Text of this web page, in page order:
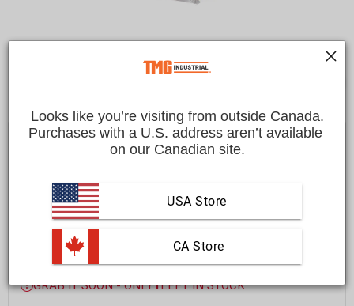
$5,199.00 CAD Save $400.00 CAD
$4,799.00 CAD
Payez en versements échelonnés avec . Vérifiez
si vous êtes admissible lors du passage à la caisse.
FREE shipping to most locations in
Delivered in10 to 15 business days
Learn More
GRAB IT SOON - ONLY1LEFT IN STOCK
Looks like you’re visiting from outside Canada.
Purchases with a U.S. address aren’t available
on our Canadian site.
USA Store
CA Store